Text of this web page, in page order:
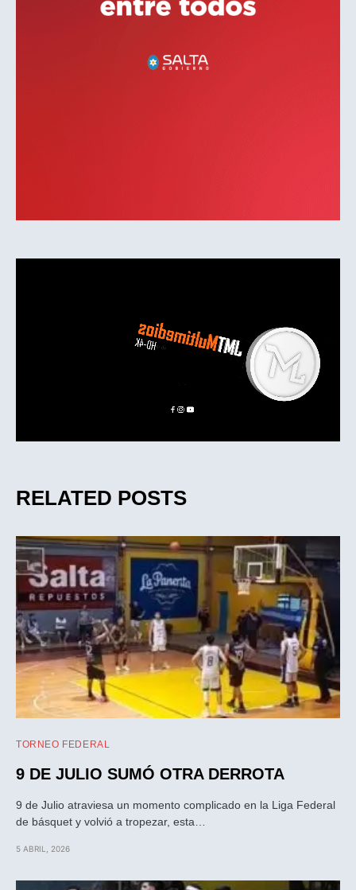
RELATED POSTS
TORNEO FEDERAL
9 DE JULIO SUMÓ OTRA DERROTA
9 de Julio atraviesa un momento complicado en la Liga Federal
de básquet y volvió a tropezar, esta…
5 ABRIL, 2026